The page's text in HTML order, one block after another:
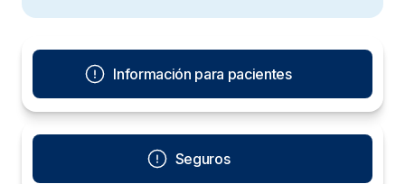
Información para pacientes
Seguros